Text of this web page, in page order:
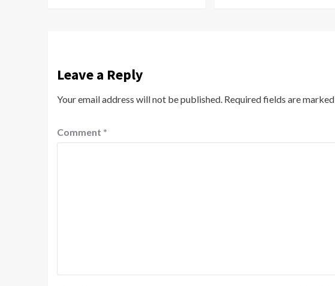
Leave a Reply
Your email address will not be published. Required fields are marked
Comment *